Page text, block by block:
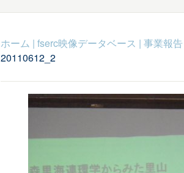
ホーム | fserc映像データベース | 事業報告
20110612_2